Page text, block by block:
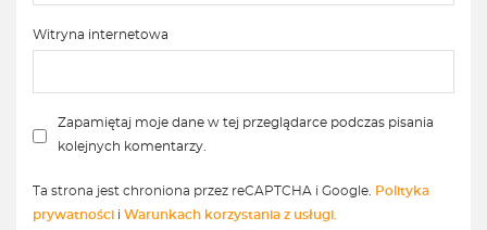
Witryna internetowa
Zapamiętaj moje dane w tej przeglądarce podczas pisania
kolejnych komentarzy.
Ta strona jest chroniona przez reCAPTCHA i Google.
Polityka
prywatności i Warunkach korzystania z usługi.